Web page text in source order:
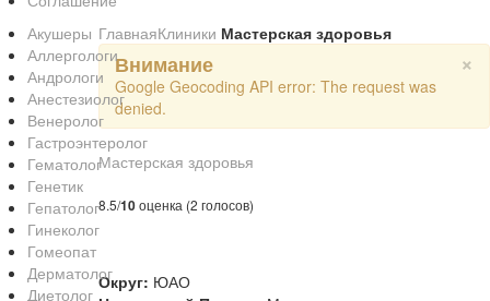
ГлавнаяКлиники Мастерская здоровья
×
Внимание
Google Geocoding API error: The request was
denied.
Мастерская здоровья
8.5/10оценка (2 голосов)
Округ: ЮАО
Акушеры
Аллергологи
Андрологи
Анестезиолог
Венеролог
Гастроэнтеролог
Гематолог
Генетик
Гепатолог
Гинеколог
Гомеопат
Дерматолог
Диетолог